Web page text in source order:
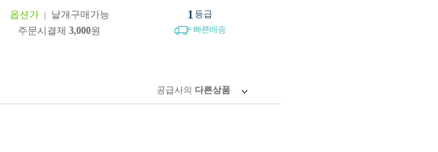
옵션가
낱개구매가능
주문시결제 3,000원
1 등급
빠른배송
공급사의 다른상품